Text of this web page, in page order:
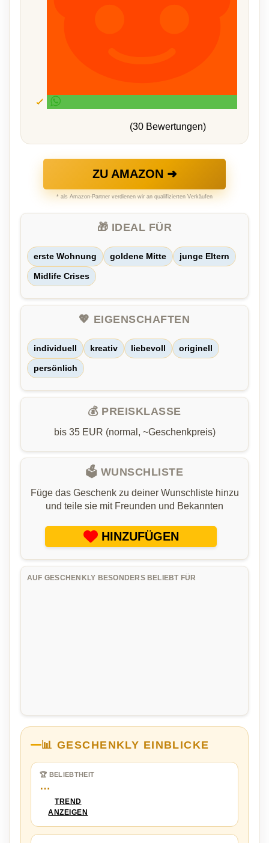
(30 Bewertungen)
ZU AMAZON ➜
* als Amazon-Partner verdienen wir an qualifizierten Verkäufen
🎁 IDEAL FÜR
erste Wohnung goldene Mitte junge Eltern
Midlife Crises
💖 EIGENSCHAFTEN
individuell kreativ liebevoll originell
persönlich
💰 PREISKLASSE
bis 35 EUR (normal, ~Geschenkpreis)
🗳️ WUNSCHLISTE
Füge das Geschenk zu deiner Wunschliste hinzu
und teile sie mit Freunden und Bekannten
HINZUFÜGEN
AUF GESCHENKLY BESONDERS BELIEBT FÜR
📊 GESCHENKLY EINBLICKE
🏆 BELIEBTHEIT
…
TREND
ANZEIGEN